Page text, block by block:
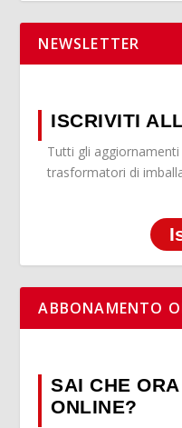
NEWSLETTER
ISCRIVITI
Tutti gli
trasformatori di
ABBONAMENTO
SAI CHE
ONLINE?